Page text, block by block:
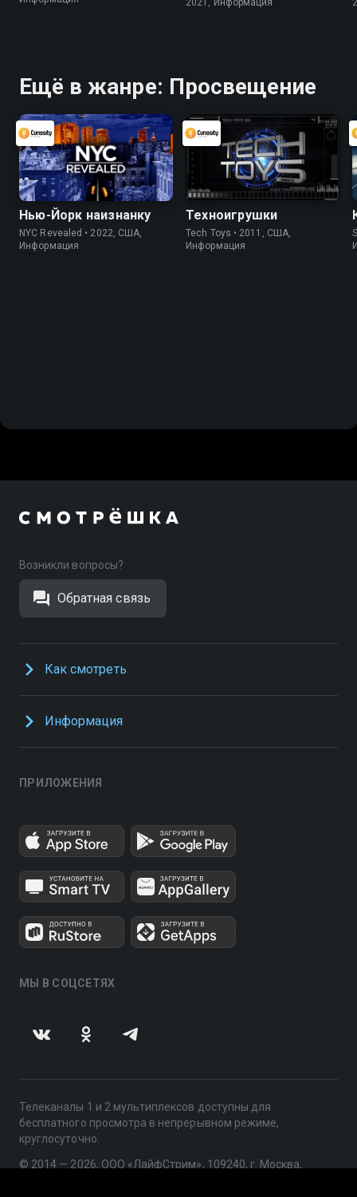
2021, Информация
Ещё в жанре: Просвещение
Нью-Йорк наизнанку
NYC Revealed • 2022, США,
Информация
Техноигрушки
Tech Toys • 2011, США,
Информация
Возникли вопросы?
Обратная связь
Как смотреть
Информация
ПРИЛОЖЕНИЯ
МЫ В СОЦСЕТЯХ
Телеканалы 1 и 2 мультиплексов доступны для
бесплатного просмотра в непрерывном режиме,
круглосуточно.
© 2014 — 2026, ООО «ЛайфСтрим», 109240, г. Москва,